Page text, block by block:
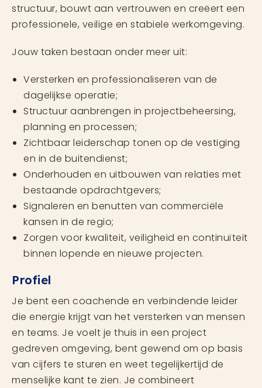
structuur, bouwt aan vertrouwen en creëert een
professionele, veilige en stabiele werkomgeving.
Jouw taken bestaan onder meer uit:
Versterken en professionaliseren van de
dagelijkse operatie;
Structuur aanbrengen in projectbeheersing,
planning en processen;
Zichtbaar leiderschap tonen op de vestiging
en in de buitendienst;
Onderhouden en uitbouwen van relaties met
bestaande opdrachtgevers;
Signaleren en benutten van commerciële
kansen in de regio;
Zorgen voor kwaliteit, veiligheid en continuïteit
binnen lopende en nieuwe projecten.
Profiel
Je bent een coachende en verbindende leider
die energie krijgt van het versterken van mensen
en teams. Je voelt je thuis in een project
gedreven omgeving, bent gewend om op basis
van cijfers te sturen en weet tegelijkertijd de
menselijke kant te zien. Je combineert